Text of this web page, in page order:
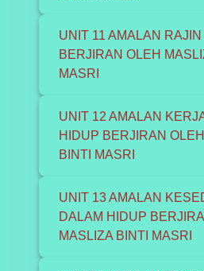
UNIT 11 AMALAN
BERJIRAN OLEH
MASRI
UNIT 12 AMALAN
HIDUP BERJIRAN
BINTI MASRI
UNIT 13 AMALAN
DALAM HIDUP
MASLIZA BINTI MASRI